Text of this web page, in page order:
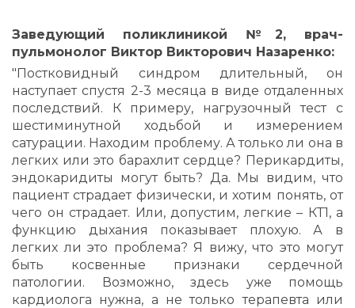
Заведующий поликлиникой №2, врач-
пульмонолог Виктор Викторович Назаренко:
"Постковидный синдром длительный, он
наступает спустя 2-3 месяца в виде отдаленных
последствий. К примеру, нагрузочный тест с
шестиминутной ходьбой и измерением
сатурации. Находим проблему. А только ли она в
легких или это барахлит сердце? Перикардиты,
эндокаридиты могут быть? Да. Мы видим, что
пациент страдает физически, и хотим понять, от
чего он страдает. Или, допустим, легкие – КТ1, а
функцию дыхания показывает плохую. А в
легких ли это проблема? Я вижу, что это могут
быть косвенные признаки сердечной
патологии. Возможно, здесь уже помощь
кардиолога нужна, а не только терапевта или